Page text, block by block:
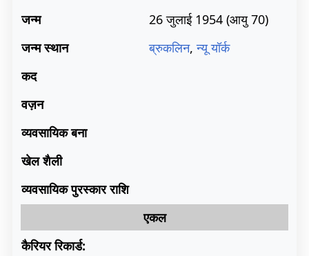
जन्म
26 जुलाई 1954 (आयु 70)
जन्म स्थान
ब्रुकलिन,न्यू यॉर्क
कद
वज़न
व्यवसायिक बना
खेल शैली
व्यवसायिक पुरस्कार राशि
एकल
कैरियर रिकार्ड: